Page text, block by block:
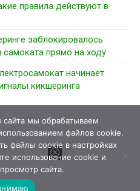
правила действуют в
заблокировалось
прямо на ходу
начинает
кикшеринга
мы обрабатываем
файлов cookie.
файлы cookie в настройках
использование cookie и
сайта.